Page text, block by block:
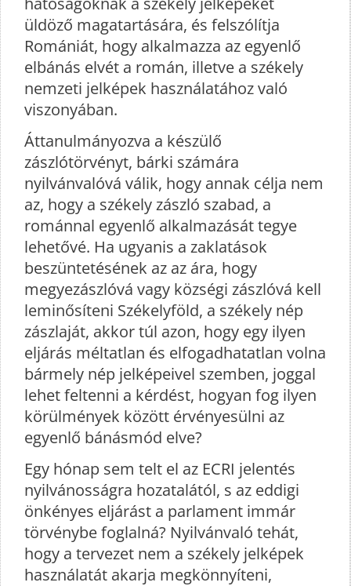
üldöző magatartására, és felszólítja
Romániát, hogy alkalmazza az egyenlő
elbánás elvét a román, illetve a székely
nemzeti jelképek használatához való
viszonyában.
Áttanulmányozva a készülő
zászlótörvényt, bárki számára
nyilvánvalóvá válik, hogy annak célja nem
az, hogy a székely zászló szabad, a
románnal egyenlő alkalmazását tegye
lehetővé. Ha ugyanis a zaklatások
beszüntetésének az az ára, hogy
megyezászlóvá vagy községi zászlóvá kell
leminősíteni Székelyföld, a székely nép
zászlaját, akkor túl azon, hogy egy ilyen
eljárás méltatlan és elfogadhatatlan volna
bármely nép jelképeivel szemben, joggal
lehet feltenni a kérdést, hogyan fog ilyen
körülmények között érvényesülni az
egyenlő bánásmód elve?
Egy hónap sem telt el az ECRI jelentés
nyilvánosságra hozatalától, s az eddigi
önkényes eljárást a parlament immár
törvénybe foglalná? Nyilvánvaló tehát,
hogy a tervezet nem a székely jelképek
használatát akarja megkönnyíteni,